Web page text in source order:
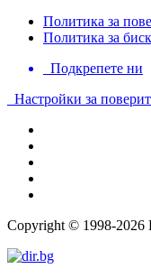
Политика за
Политика за
Подкрепете ни
Настройки за
Copyright © 1998-2026